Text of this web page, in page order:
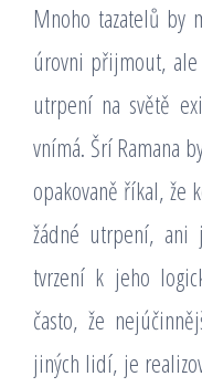
Mnoho tazatelů
úrovni přijmout, ale
utrpení na světě
vnímá. Šrí Ramana
opakovaně říkal, že
žádné utrpení, ani
tvrzení k jeho
často, že
jiných lidí, je